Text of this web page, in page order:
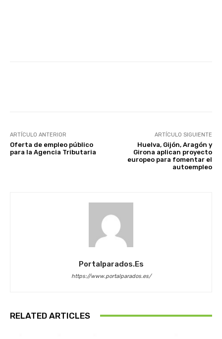
ARTÍCULO ANTERIOR
Oferta de empleo público
para la Agencia Tributaria
ARTÍCULO SIGUIENTE
Huelva, Gijón, Aragón y
Girona aplican proyecto
europeo para fomentar el
autoempleo
Portalparados.es
https://www.portalparados.es/
RELATED ARTICLES